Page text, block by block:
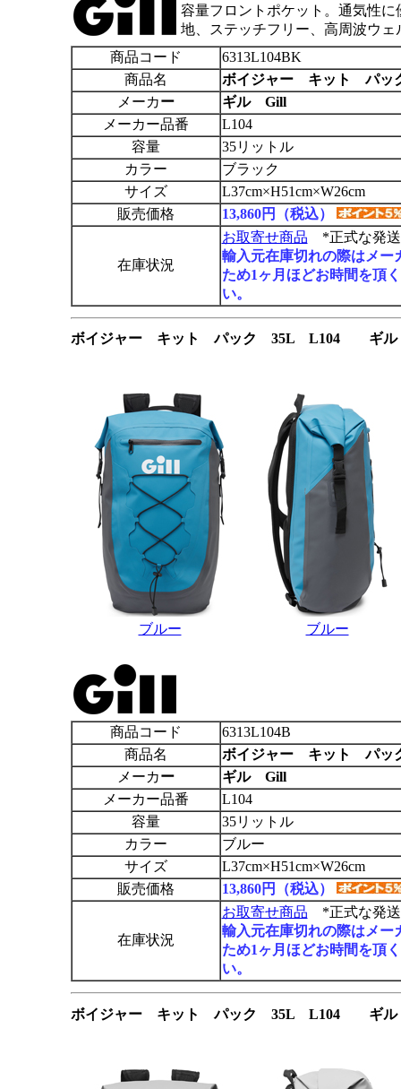
容量フロントポケット。通気性
地、ステッチフリー、高周波ウェ
商品コード
6313L104BK
商品名
ボイジャー キット パ
メーカー
ギル Gill
メーカー品番
L104
容量
35リットル
カラー
ブラック
サイズ
L37cm×H51cm×W26cm
販売価格
13,860円（税込）
在庫状況
お取寄せ商品 *正式な発送
輸入元在庫切れの際はメー
ため1ヶ月ほどお時間を頂
い。
ボイジャー キット パック 35L L104 ギル
ブルー ブルー
商品コード
6313L104B
商品名
ボイジャー キット パ
メーカー
ギル Gill
メーカー品番
L104
容量
35リットル
カラー
ブルー
サイズ
L37cm×H51cm×W26cm
販売価格
13,860円（税込）
在庫状況
お取寄せ商品 *正式な発送
輸入元在庫切れの際はメー
ため1ヶ月ほどお時間を頂
い。
ボイジャー キット パック 35L L104 ギル